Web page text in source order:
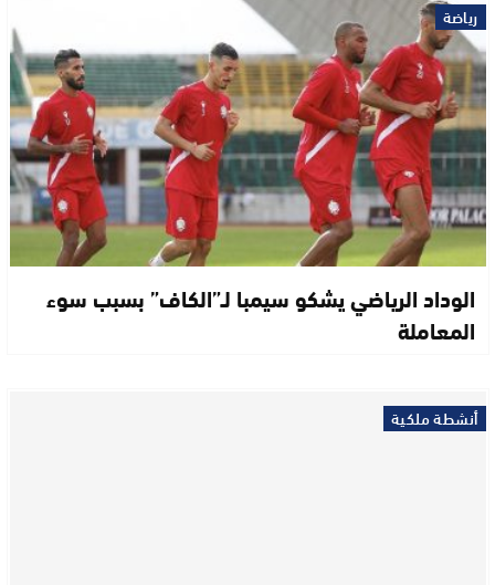
رياضة
الوداد الرياضي يشكو سيمبا لـ”الكاف” بسبب سوء
المعاملة
أنشطة ملكية